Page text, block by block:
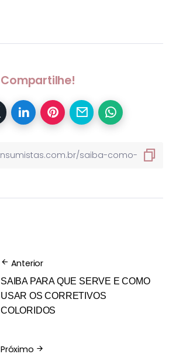
Compartilhe!
Anterior
SAIBA PARA QUE SERVE E COMO
USAR OS CORRETIVOS
COLORIDOS
Próximo